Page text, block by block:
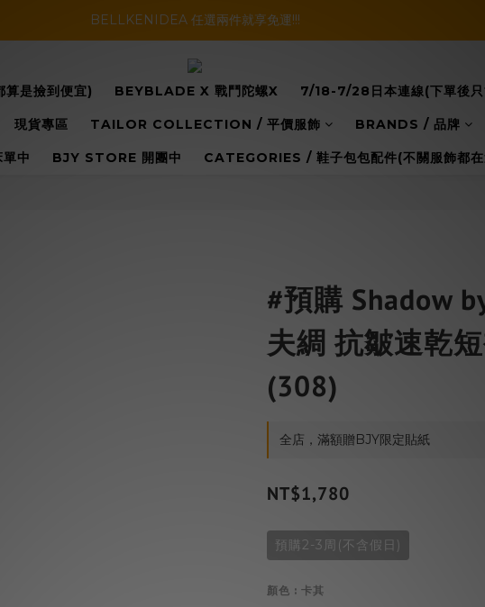
暑假活動登場!! SBG套裝超級優惠價，兩套以上再享免運哦!!
BELLKENIDEA 任選兩件就享免運!!!
暑假活動登場!! SBG套裝超級優惠價，兩套以上再享免運哦!!
是撿到便宜) BEYBLADE X 戰鬥陀螺X 7/18-7/28日本連線(下單後只
現貨專區 TAILOR COLLECTION / 平價服飾 BRANDS / 品牌
中 BJY STORE 開團中 CATEGORIES / 鞋子包包配件(不關服飾都
#預購 Shadow
夫綢 抗皺速乾
(308)
全店，滿額贈BJY限定貼紙
NT$1,780
預購2-3周(不含假日)
顏色 : 卡其